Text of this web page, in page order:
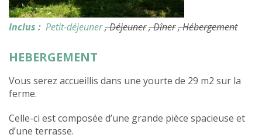
Inclus : Petit-déjeuner, Déjeuner, Dîner, Hébergement
HEBERGEMENT
Vous serez accueillis dans une yourte de 29 m2 sur la
ferme.
Celle-ci est composée d’une grande pièce spacieuse et
d’une terrasse.